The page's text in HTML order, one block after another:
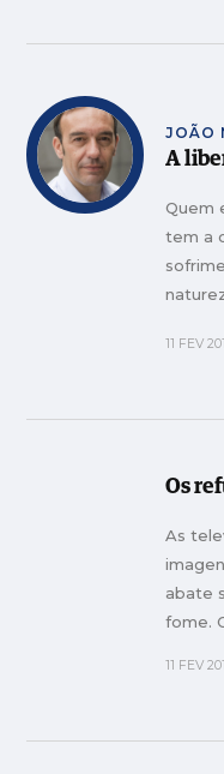
JOÃO
A
Quem
tem a
fazem
11 FEV
Os
As
abate
fome.
11 FEV